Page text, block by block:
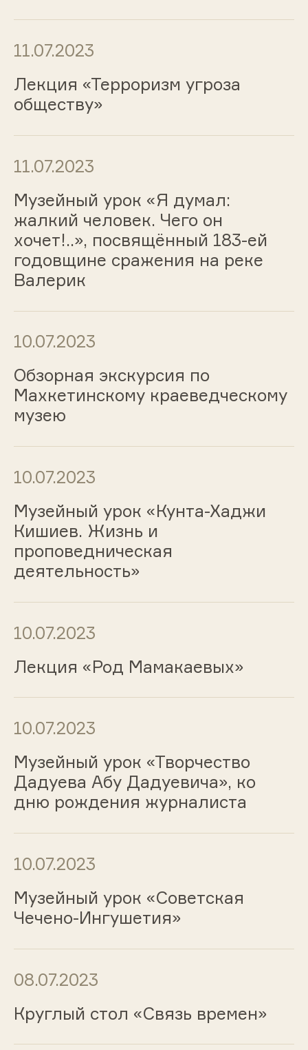
11.07.2023
Лекция «Терроризм угроза
обществу»
11.07.2023
Музейный урок «Я думал:
жалкий человек. Чего он
хочет!..», посвящённый 183-ей
годовщине сражения на реке
Валерик
10.07.2023
Обзорная экскурсия по
Махкетинскому краеведческому
музею
10.07.2023
Музейный урок «Кунта-Хаджи
Кишиев. Жизнь и
проповедническая
деятельность»
10.07.2023
Лекция «Род Мамакаевых»
10.07.2023
Музейный урок «Творчество
Дадуева Абу Дадуевича», ко
дню рождения журналиста
10.07.2023
Музейный урок «Советская
Чечено-Ингушетия»
08.07.2023
Круглый стол «Связь времен»